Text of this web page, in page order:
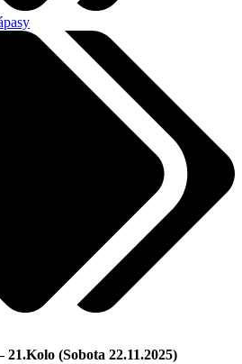
(Sobota 22.11.2025)